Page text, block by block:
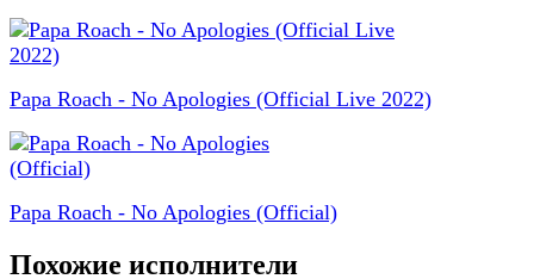
Papa Roach - No Apologies (Official Live 2022)
Papa Roach - No Apologies (Official)
Похожие исполнители